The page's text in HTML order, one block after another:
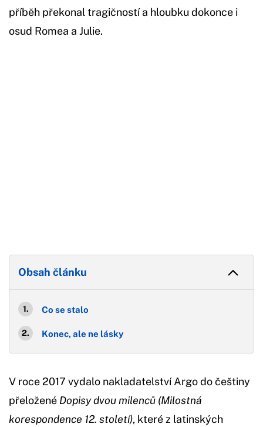
příběh překonal tragičností a hloubku dokonce i
osud Romea a Julie.
Obsah článku
Co se stalo
Konec, ale ne lásky
V roce 2017 vydalo nakladatelství Argo do češtiny
přeložené Dopisy dvou milenců (Milostná
korespondence 12. století), které z latinských